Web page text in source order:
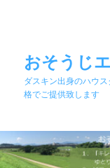
移
動
おそうじ
ダスキン出身のハウ
格でご提供致します